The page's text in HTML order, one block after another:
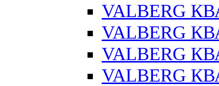
VALBERG
VALBERG
VALBERG
VALBERG